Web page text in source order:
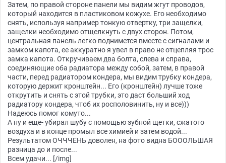
Затем, по правой стороне панели мы видим жгут проводов,
который находится в пластиковом кожухе. Его необходимо
снять, используя например тонкую отвертку, три защелки,
защелки необходимо отщелкнуть с двух сторон. Потом,
центральная панель легко поднимется вместе с сигналами и
замком капота, ее аккуратно я увел в право не отцепляя трос
замка капота. Откручиваем два болта, слева и справа,
соединяющие оба радиатора между собой, затем, в правой
части, перед радиатором кондера, мы видим трубку кондера,
которую держит кронштейн... Его (кронштейн) лучше тоже
открутить и снять с этой трубки, это даст больший ход
радиатору кондера, чтоб их росполовинить, ну и все)))
Надеюсь помог комуто...
А ну и еще- убирал шубу с помощью зубной щетки, сжатого
воздуха и в конце промыл все химией и затем водой...
Результатом ОЧЧЧЕНЬ доволен, на фото видна БОООЛЬШАЯ
разница до и после...
Всем удачи... [/img]